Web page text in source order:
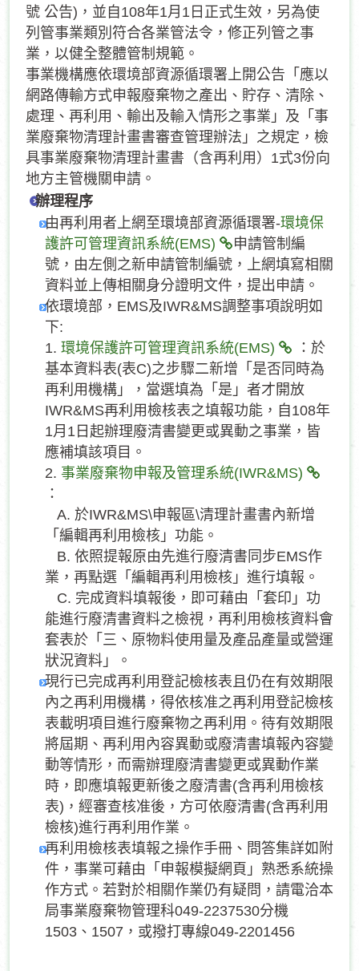
號 公告)，並自108年1月1日正式生效，另為使
列管事業類別符合各業管法令，修正列管之事
業，以健全整體管制規範。
事業機構應依環境部資源循環署上開公告「應以
網路傳輸方式申報廢棄物之產出、貯存、清除、
處理、再利用、輸出及輸入情形之事業」及「事
業廢棄物清理計畫書審查管理辦法」之規定，檢
具事業廢棄物清理計畫書（含再利用）1式3份向
地方主管機關申請。
辦理程序
由再利用者上網至環境部資源循環署-環境保
護許可管理資訊系統(EMS)
申請管制編
號，由左側之新申請管制編號，上網填寫相關
資料並上傳相關身分證明文件，提出申請。
依環境部，EMS及IWR&MS調整事項說明如
下:
1. 環境保護許可管理資訊系統(EMS)
：於
基本資料表(表C)之步驟二新增「是否同時為
再利用機構」，當選填為「是」者才開放
IWR&MS再利用檢核表之填報功能，自108年
1月1日起辦理廢清書變更或異動之事業，皆
應補填該項目。
2. 事業廢棄物申報及管理系統(IWR&MS)
：
A. 於IWR&MS\申報區\清理計畫書內新增
「編輯再利用檢核」功能。
B. 依照提報原由先進行廢清書同步EMS作
業，再點選「編輯再利用檢核」進行填報。
C. 完成資料填報後，即可藉由「套印」功
能進行廢清書資料之檢視，再利用檢核資料會
套表於「三、原物料使用量及產品產量或營運
狀況資料」。
現行已完成再利用登記檢核表且仍在有效期限
內之再利用機構，得依核准之再利用登記檢核
表載明項目進行廢棄物之再利用。待有效期限
將屆期、再利用內容異動或廢清書填報內容變
動等情形，而需辦理廢清書變更或異動作業
時，即應填報更新後之廢清書(含再利用檢核
表)，經審查核准後，方可依廢清書(含再利用
檢核)進行再利用作業。
再利用檢核表填報之操作手冊、問答集詳如附
件，事業可藉由「申報模擬網頁」熟悉系統操
作方式。若對於相關作業仍有疑問，請電洽本
局事業廢棄物管理科049-2237530分機
1503、1507，或撥打專線049-2201456